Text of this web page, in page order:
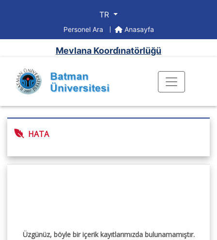
TR
Personel Ara Anasayfa
Mevlana Koordi̇natörlüğü
HATA
Üzgünüz, böyle bir içerik kayıtlarımızda bulunamamıştır.